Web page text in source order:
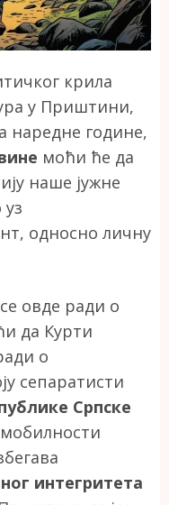
крила
у Приштини,
наредне године,
моћи ће да
наше јужне
односно личну
овде ради о
да Курти
о
сепаратисти
Српске
интегритета